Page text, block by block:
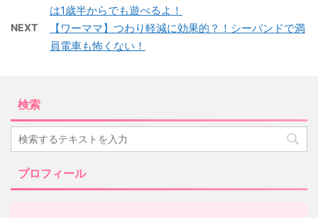
は1歳半からでも遊べるよ！
NEXT
【ワーママ】つわり軽減に効果的？！シーバンドで満
員電車も怖くない！
検索
プロフィール